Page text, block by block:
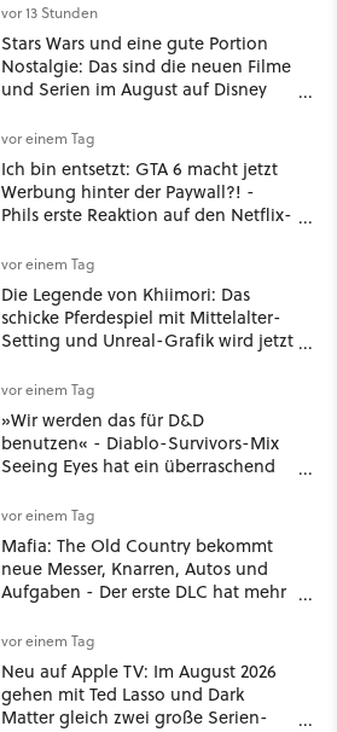
vor 13 Stunden
Stars Wars und eine gute Portion
Nostalgie: Das sind die neuen Filme
und Serien im August auf Disney
vor einem Tag
Ich bin entsetzt: GTA 6 macht jetzt
Werbung hinter der Paywall?! -
Phils erste Reaktion auf den Netflix-
vor einem Tag
Die Legende von Khiimori: Das
schicke Pferdespiel mit Mittelalter-
Setting und Unreal-Grafik wird jetzt
vor einem Tag
»Wir werden das für D&D
benutzen« - Diablo-Survivors-Mix
Seeing Eyes hat ein überraschend
vor einem Tag
Mafia: The Old Country bekommt
neue Messer, Knarren, Autos und
Aufgaben - Der erste DLC hat mehr
vor einem Tag
Neu auf Apple TV: Im August 2026
gehen mit Ted Lasso und Dark
Matter gleich zwei große Serien-